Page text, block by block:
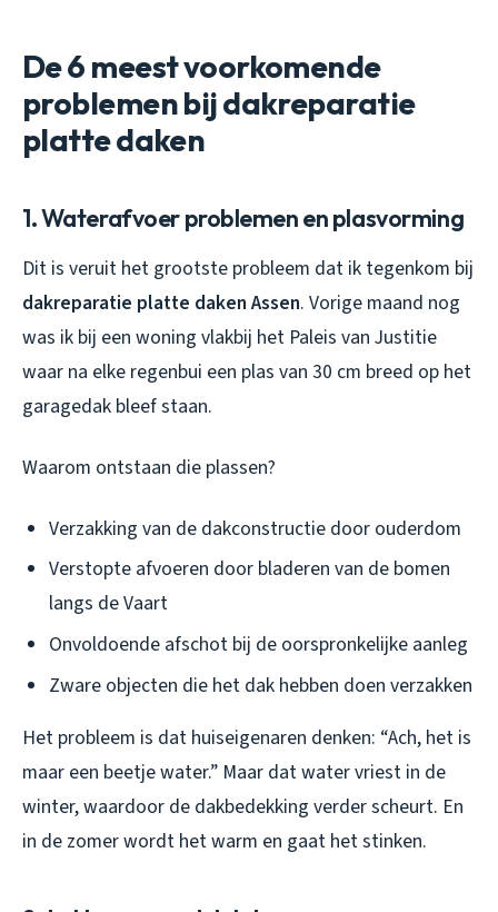
De 6 meest voorkomende
problemen bij dakreparatie
platte daken
1. Waterafvoer problemen en plasvorming
Dit is veruit het grootste probleem dat ik tegenkom bij
dakreparatie platte daken Assen. Vorige maand nog
was ik bij een woning vlakbij het Paleis van Justitie
waar na elke regenbui een plas van 30 cm breed op het
garagedak bleef staan.
Waarom ontstaan die plassen?
Verzakking van de dakconstructie door ouderdom
Verstopte afvoeren door bladeren van de bomen
langs de Vaart
Onvoldoende afschot bij de oorspronkelijke aanleg
Zware objecten die het dak hebben doen verzakken
Het probleem is dat huiseigenaren denken: “Ach, het is
maar een beetje water.” Maar dat water vriest in de
winter, waardoor de dakbedekking verder scheurt. En
in de zomer wordt het warm en gaat het stinken.